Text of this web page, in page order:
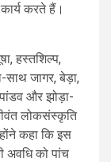
करते हैं।
हस्तशिल्प,
साथ जागर, बेड़ा,
और झोड़ा-
लोकसंस्कृति
कहा कि इस
अवधि को पांच